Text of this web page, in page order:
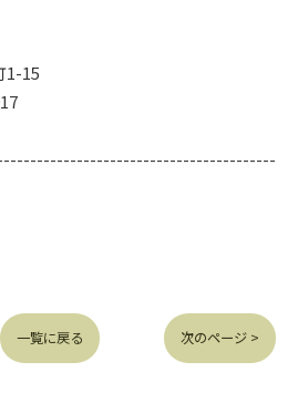
1-15
一覧に戻る 次のページ >